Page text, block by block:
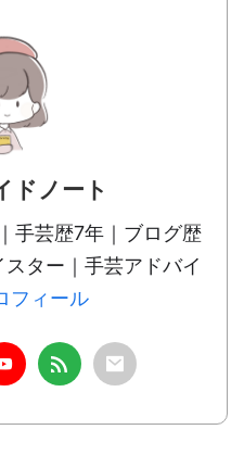
ドノート
手芸歴7年｜ブログ歴
ター｜手芸アドバイ
フィール